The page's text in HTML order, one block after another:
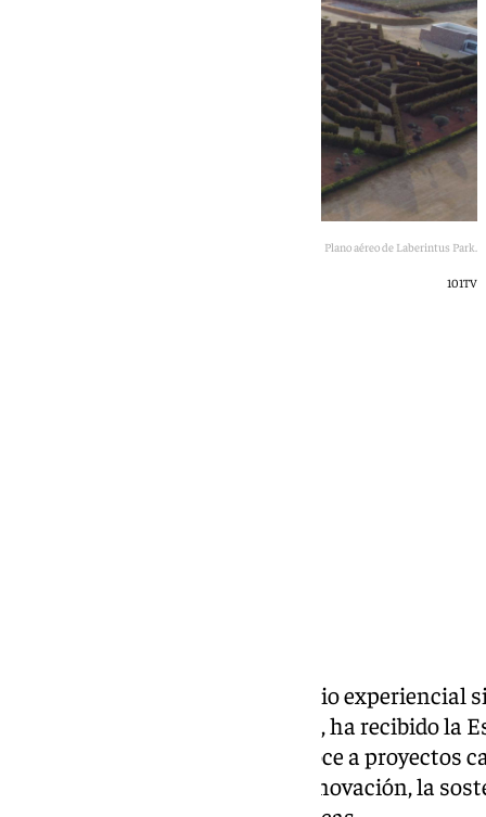
Plano aéreo de Laberintus Park.
101TV
Laberintus Park, el parque de ocio
comarca de Antequera (Málaga), ha recibido la
trata de un galardón que reconoce a proyectos
de un territorio a través de la innovación, la